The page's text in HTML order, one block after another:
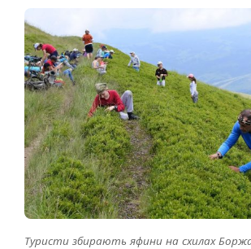
Туристи збирають яфини на схилах